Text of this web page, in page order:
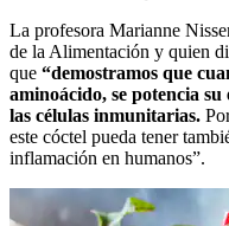
La profesora Marianne
de la Alimentación y quien
que “demostramos que
aminoácido, se potencia
las células inmunitarias.
este cóctel pueda tener
inflamación en humanos”.